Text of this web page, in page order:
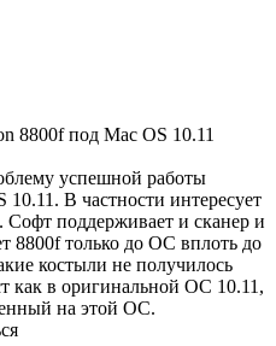
8800f под Mac OS 10.11
успешной работы
10.11. В частности интересует
поддерживает и сканер и
8800f только до ОС вплоть до
костыли не получилось
как в оригинальной ОС 10.11,
на этой ОС.